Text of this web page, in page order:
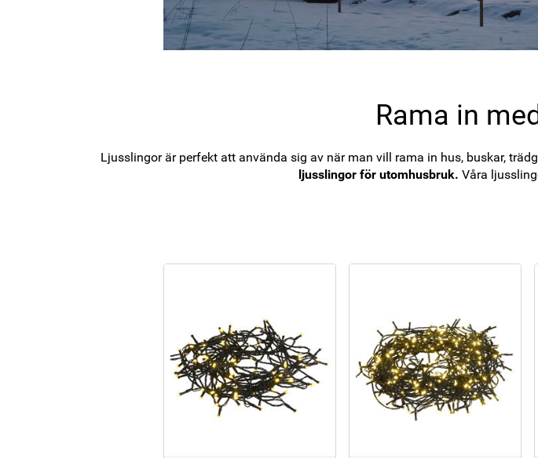
Rama in
Ljusslingor är perfekt att använda sig av när man vill rama in hus, buskar,
ljusslingor för utomhusbruk. Våra